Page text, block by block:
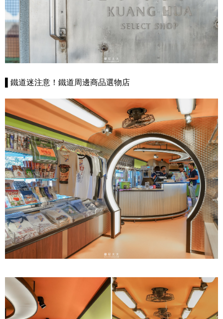
▌鐵道迷注意！鐵道周邊商品選物店